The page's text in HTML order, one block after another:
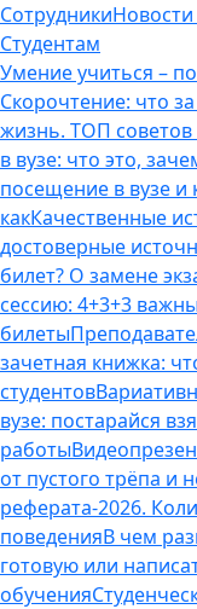
Сотрудники
Студентам
Умение учиться –
Скорочтение: что
жизнь. ТОП советов
в вузе: что это,
посещение в вузе и
какКачественные
достоверные
билет? О замене
сессию: 4+3+3
билеты
зачетная книжка:
студентов
вузе: постарайся
работы
от пустого трёпа и
реферата-2026.
поведенияВ чем
готовую или
обучения